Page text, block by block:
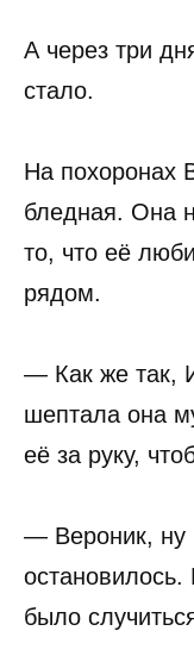
А через три
стало.
На похоронах
бледная. Она
то, что её
рядом.
— Как же так,
шептала она
её за руку,
— Вероник, ну
было